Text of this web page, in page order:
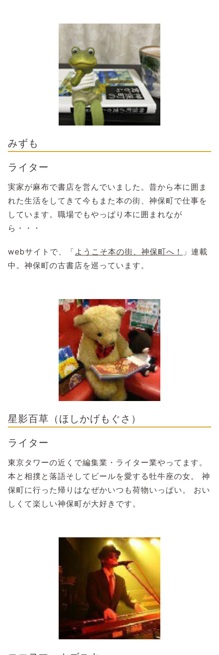
みずも
ライター
実家が麻布で書店を営んでいました。昔から本に囲ま
れた生活をしてきて今もまた本の街、神保町で仕事を
しています。職場でもやっぱり本に囲まれなが
ら・・・
webサイトで、「 ようこそ本の街、神保町へ！
」連載
中。神保町の古書店を巡っています。
星影百草（ほしかげもぐさ）
ライター
東京タワーの近くで編集業・ライター業やってます。
本と相撲と落語そしてビールを愛する牡牛座の女。 神
保町に行った帰りはなぜかいつも荷物いっぱい。 おい
しくて楽しい神保町が大好きです。